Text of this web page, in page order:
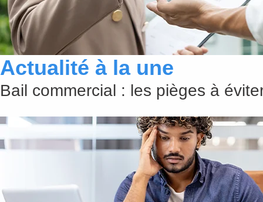
Actualité à la une
Bail commercial : les pièges à